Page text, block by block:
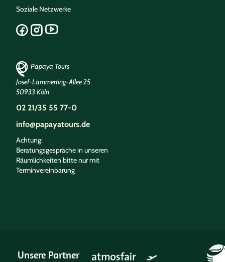
Soziale Netzwerke
Papaya Tours
Josef-Lammerting-Allee 25
50933 Köln
02 21/35 55 77-0
info@papayatours.de
Achtung:
Beratungsgespräche in unseren
Räumlichkeiten bitte nur mit
Terminvereinbarung
Unsere Partner